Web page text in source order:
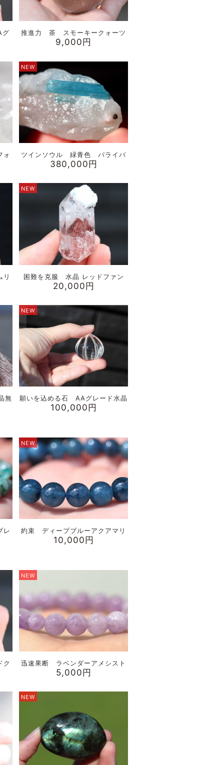
推進力 茶 スモーキークォーツ
9,000円
NEW
ツインソウル 緑青色 パライバ
380,000円
NEW
困難を克服 水晶 レッドファン
20,000円
無
NEW
願いを込める石 AAグレード水晶
100,000円
レ
NEW
約束 ディープブルーアクアマリ
10,000円
ク
NEW
迅速果断 ラベンダーアメシスト
5,000円
NEW